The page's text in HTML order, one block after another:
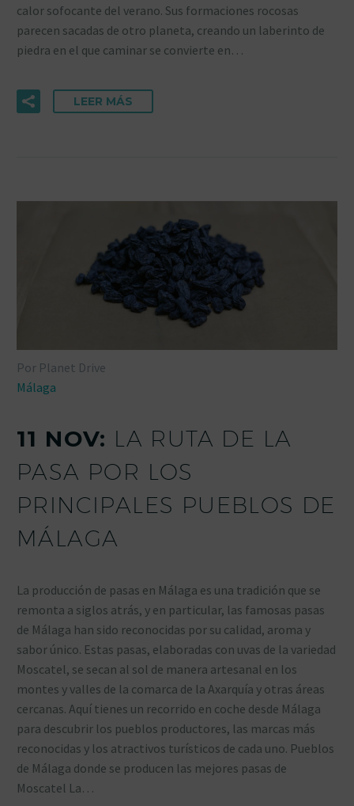
calor sofocante del verano. Sus formaciones rocosas
parecen sacadas de otro planeta, creando un laberinto de
piedra en el que caminar se convierte en…
LEER MÁS
Por Planet Drive
Málaga
11 NOV: LA RUTA DE LA
PASA POR LOS
PRINCIPALES PUEBLOS DE
MÁLAGA
La producción de pasas en Málaga es una tradición que se
remonta a siglos atrás, y en particular, las famosas pasas
de Málaga han sido reconocidas por su calidad, aroma y
sabor único. Estas pasas, elaboradas con uvas de la variedad
Moscatel, se secan al sol de manera artesanal en los
montes y valles de la comarca de la Axarquía y otras áreas
cercanas. Aquí tienes un recorrido en coche desde Málaga
para descubrir los pueblos productores, las marcas más
reconocidas y los atractivos turísticos de cada uno. Pueblos
de Málaga donde se producen las mejores pasas de
Moscatel La…